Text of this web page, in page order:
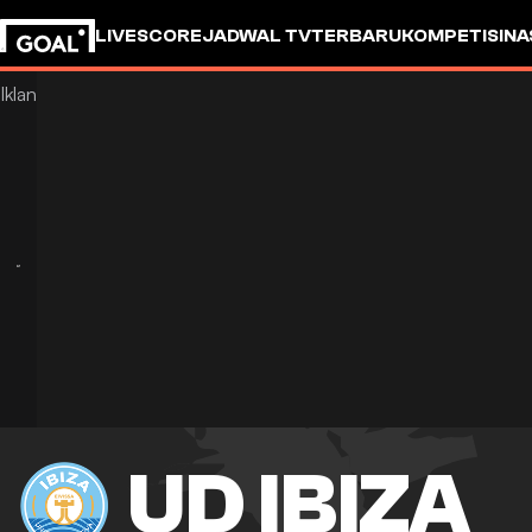
LIVESCOREJADWAL TVTERBARUKOMPETISI
UD IBIZA